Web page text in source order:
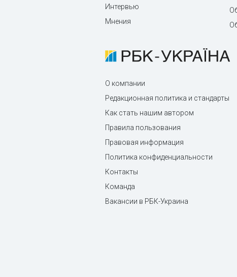
Интервью
Мнения
О компании
Редакционная политика и стандарты
Как стать нашим автором
Правила пользования
Правовая информация
Политика конфиденциальности
Контакты
Команда
Вакансии в РБК-Украина